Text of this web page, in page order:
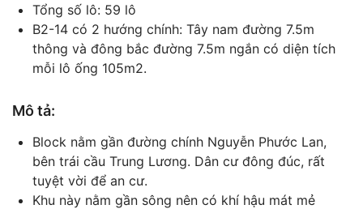
Tổng số lô: 59 lô
B2-14 có 2 hướng chính: Tây nam đường 7.5m
thông và đông bắc đường 7.5m ngắn có diện tích
mỗi lô ống 105m2.
Mô tả:
Block nằm gần đường chính Nguyễn Phước Lan,
bên trái cầu Trung Lương. Dân cư đông đúc, rất
tuyệt vời để an cư.
Khu này nằm gần sông nên có khí hậu mát mẻ